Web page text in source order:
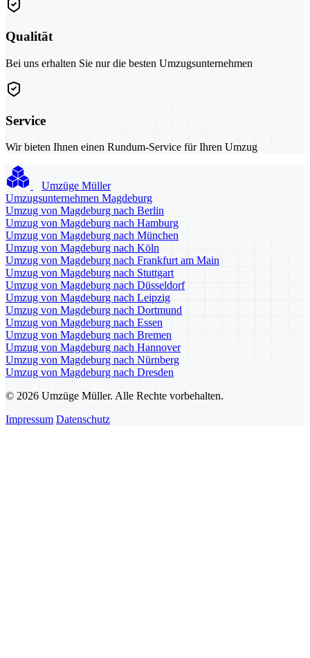
Qualität
Bei uns erhalten Sie nur die besten Umzugsunternehmen
Service
Wir bieten Ihnen einen Rundum-Service für Ihren Umzug
Umzüge Müller
Umzugsunternehmen Magdeburg
Umzug von Magdeburg nach Berlin
Umzug von Magdeburg nach Hamburg
Umzug von Magdeburg nach München
Umzug von Magdeburg nach Köln
Umzug von Magdeburg nach Frankfurt am Main
Umzug von Magdeburg nach Stuttgart
Umzug von Magdeburg nach Düsseldorf
Umzug von Magdeburg nach Leipzig
Umzug von Magdeburg nach Dortmund
Umzug von Magdeburg nach Essen
Umzug von Magdeburg nach Bremen
Umzug von Magdeburg nach Hannover
Umzug von Magdeburg nach Nürnberg
Umzug von Magdeburg nach Dresden
© 2026 Umzüge Müller. Alle Rechte vorbehalten.
Impressum Datenschutz